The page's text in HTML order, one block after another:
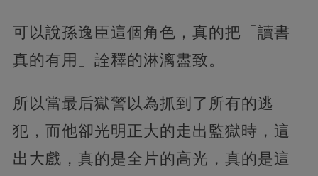
可以說孫逸臣這個角色，真的把「讀書
真的有用」詮釋的淋漓盡致。
所以當最后獄警以為抓到了所有的逃
犯，而他卻光明正大的走出監獄時，這
出大戲，真的是全片的高光，真的是這